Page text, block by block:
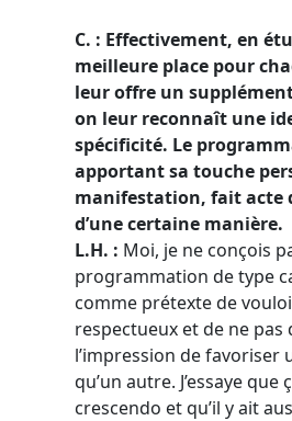
C. : Effectivement, en
meilleure place pour
leur offre un
on leur reconnaît une
spécificité. Le
apportant sa touche
manifestation, fait acte
d’une certaine manière.
L.H. : Moi, je ne conçois
programmation de type
comme prétexte de
respectueux et de ne pas
l’impression de favoriser
qu’un autre. J’essaye
crescendo et qu’il y ait